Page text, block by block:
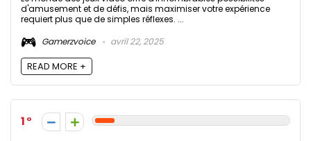
d'amusement et de défis, mais maximiser votre expérience
requiert plus que de simples réflexes. ...
Gamerzvoice
avril 22, 2025
READ MORE +
1